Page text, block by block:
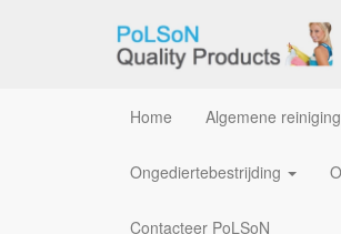
Home Algemene reiniging
Ongediertebestrijding
Contacteer PoLSoN